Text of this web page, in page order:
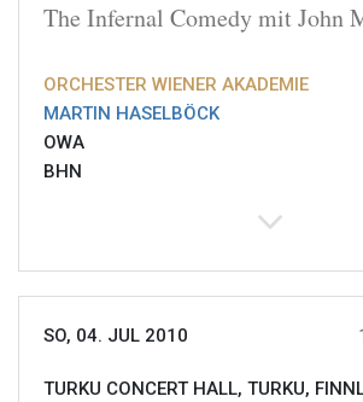
The Infernal Comedy mit John
ORCHESTER WIENER AKADEMIE
MARTIN HASELBÖCK
OWA
BHN
SO, 04. JUL 2010
TURKU CONCERT HALL, TURKU,